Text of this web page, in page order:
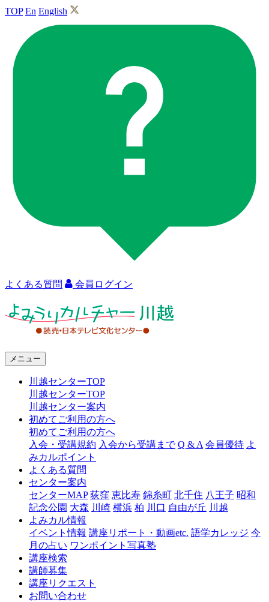
TOP En English
よくある質問 会員ログイン
ャ
越
メニュー
川越センターTOP
川越センターTOP
川越センター案内
初めてご利用の方へ
初めてご利用の方へ
入会・受講規約 入会から受講まで Q & A 会員優待 よ
みカルポイント
よくある質問
センター案内
センターMAP 荻窪 恵比寿 錦糸町 北千住 八王子 昭和
記念公園 大森 川崎 横浜 柏 川口 自由が丘 川越
よみカル情報
イベント情報 講座リポート・動画etc. 語学カレッジ 今
月の占い ワンポイント写真塾
講座検索
講師募集
講座リクエスト
お問い合わせ